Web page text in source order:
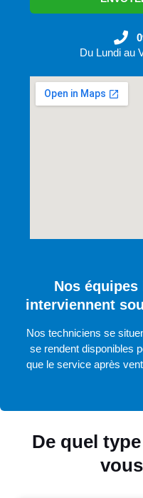
De quel
Du Lundi au
Nos
interviennent
Nos techniciens se
se rendent disponibles
que le service après